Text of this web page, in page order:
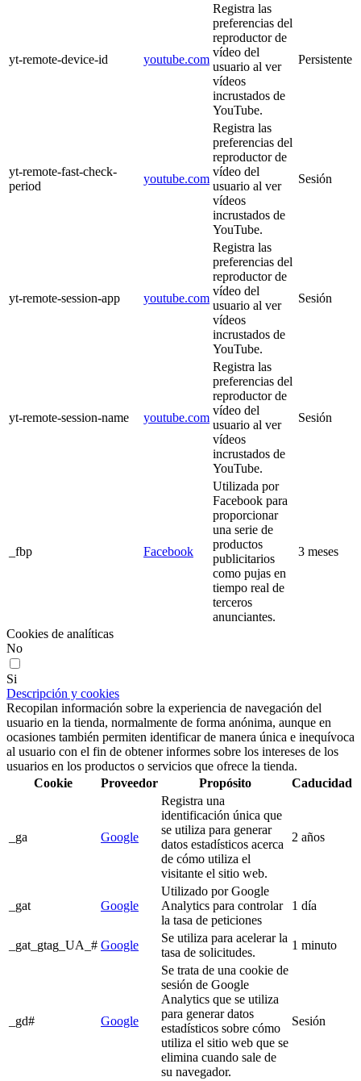
yt-remote-device-id youtube.com
Registra las
preferencias del
reproductor de
vídeo del
usuario al ver
vídeos
incrustados de
YouTube.
Persistente
yt-remote-fast-check-
period
youtube.com
Registra las
preferencias del
reproductor de
vídeo del
usuario al ver
vídeos
incrustados de
YouTube.
Sesión
yt-remote-session-app youtube.com
Registra las
preferencias del
reproductor de
vídeo del
usuario al ver
vídeos
incrustados de
YouTube.
Sesión
yt-remote-session-name youtube.com
Registra las
preferencias del
reproductor de
vídeo del
usuario al ver
vídeos
incrustados de
YouTube.
Sesión
_fbp Facebook
Utilizada por
Facebook para
proporcionar
una serie de
productos
publicitarios
como pujas en
tiempo real de
terceros
anunciantes.
3 meses
Cookies de analíticas
No
Si
Descripción y cookies
Recopilan información sobre la experiencia de navegación del
usuario en la tienda, normalmente de forma anónima, aunque en
ocasiones también permiten identificar de manera única e inequívoca
al usuario con el fin de obtener informes sobre los intereses de los
usuarios en los productos o servicios que ofrece la tienda.
Cookie
Proveedor Propósito Caducidad
_ga Google
Registra una
identificación única que
se utiliza para generar
datos estadísticos acerca
de cómo utiliza el
visitante el sitio web.
2 años
_gat Google
Utilizado por Google
Analytics para controlar
la tasa de peticiones
1 día
_gat_gtag_UA_# Google
Se utiliza para acelerar la
tasa de solicitudes.
1 minuto
_gd# Google
Se trata de una cookie de
sesión de Google
Analytics que se utiliza
para generar datos
estadísticos sobre cómo
utiliza el sitio web que se
elimina cuando sale de
su navegador.
Sesión